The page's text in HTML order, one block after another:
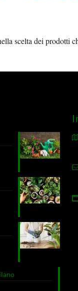
scelta dei prodotti